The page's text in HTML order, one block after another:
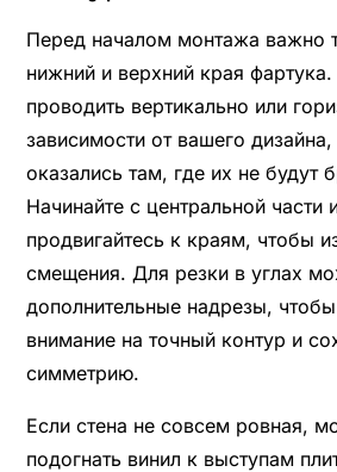
Перед началом монтажа важно
нижний и верхний края
проводить вертикально или
зависимости от вашего
оказались там, где их не будут
Начинайте с центральной части
продвигайтесь к краям, чтобы
смещения. Для резки в углах
дополнительные надрезы, чтобы
внимание на точный контур и
симметрию.
Если стена не совсем ровная,
подогнать винил к выступам